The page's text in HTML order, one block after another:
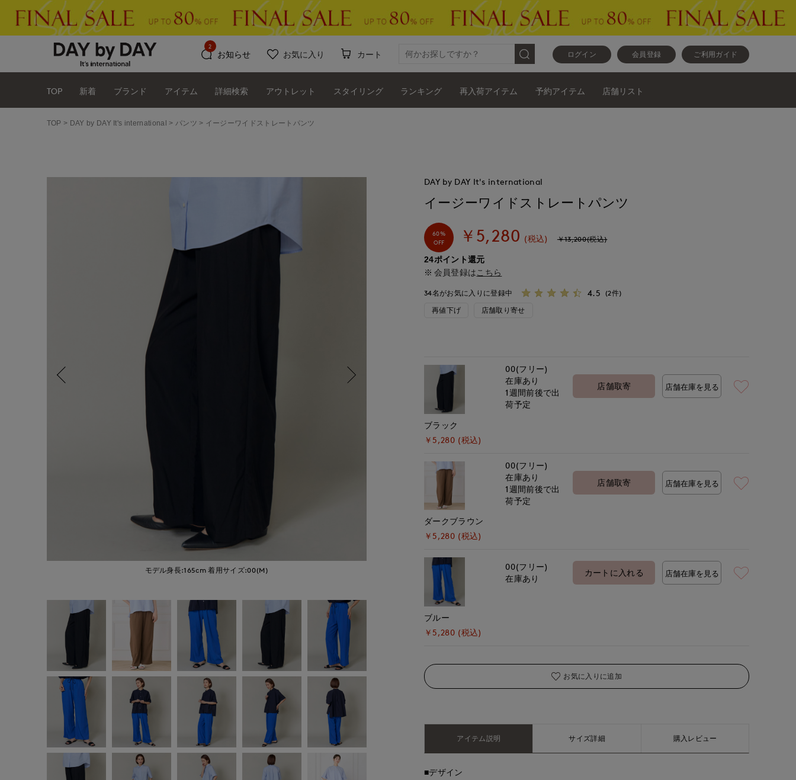
ログイン 会員登録 ご利用ガイド
お知らせ
2
お気に入り カート
TOP 新着 ブランド アイテム 詳細検索 アウトレット スタイリング ランキング 再入荷アイテム 予約アイテム 店舗リスト
TOP DAY by DAY It's international パンツ イージーワイドストレートパンツ
モデル身長:165cm 着用サイズ:00(M) モデル身長:167cm 着用サイズ:00(M)
DAY by DAY It's international
イージーワイドストレートパンツ
60%
OFF
￥5,280 (税込) ￥13,200(税込)
24ポイント還元
会員登録は こちら
34名がお気に入りに登録中 4.5
(2件)
再値下げ
店舗取り寄せ
ブラック
￥5,280 (税込)
00(フリー)
在庫あり
1週間前後で出
荷予定
店舗取寄 店舗在庫を見る
ダークブラウン
￥5,280 (税込)
00(フリー)
在庫あり
1週間前後で出
荷予定
店舗取寄 店舗在庫を見る
ブルー
￥5,280 (税込)
00(フリー)
在庫あり
カートに入れる 店舗在庫を見る
お気に入りに追加
アイテム説明 サイズ詳細 購入レビュー
■デザイン